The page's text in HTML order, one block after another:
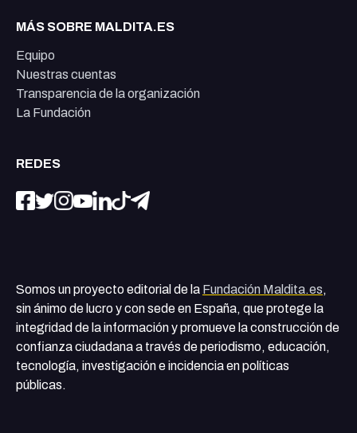
MÁS SOBRE MALDITA.ES
Equipo
Nuestras cuentas
Transparencia de la organización
La Fundación
REDES
Somos un proyecto editorial de la Fundación Maldita.es,
sin ánimo de lucro y con sede en España, que protege la
integridad de la información y promueve la construcción de
confianza ciudadana a través de periodismo, educación,
tecnología, investigación e incidencia en políticas
públicas.